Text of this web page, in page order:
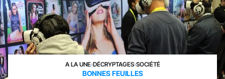
A LA UNE›DÉCRYPTAGES›SOCIÉTÉ
BONNES FEUILLES